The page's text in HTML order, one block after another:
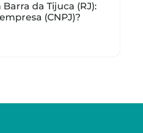
da Tijuca (RJ):
(CNPJ)?